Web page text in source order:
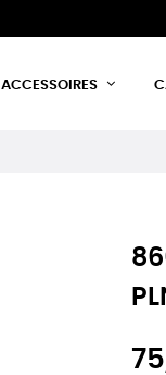
ACCESSOIRES